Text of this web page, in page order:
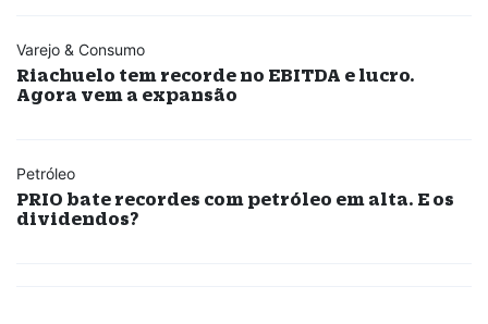
Varejo & Consumo
Riachuelo tem recorde no EBITDA e lucro.
Agora vem a expansão
Petróleo
PRIO bate recordes com petróleo em alta. E os
dividendos?